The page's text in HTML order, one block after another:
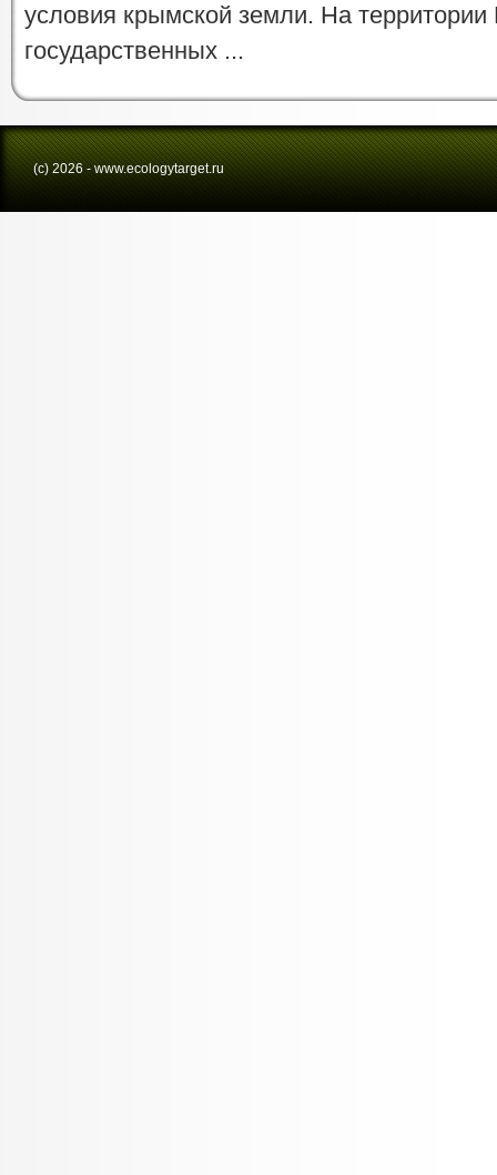
условия крымской земли. На
государственных ...
(с) 2026 - www.ecologytarget.ru